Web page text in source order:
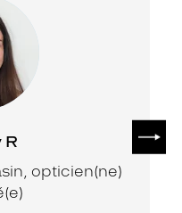
R
opticien(ne)